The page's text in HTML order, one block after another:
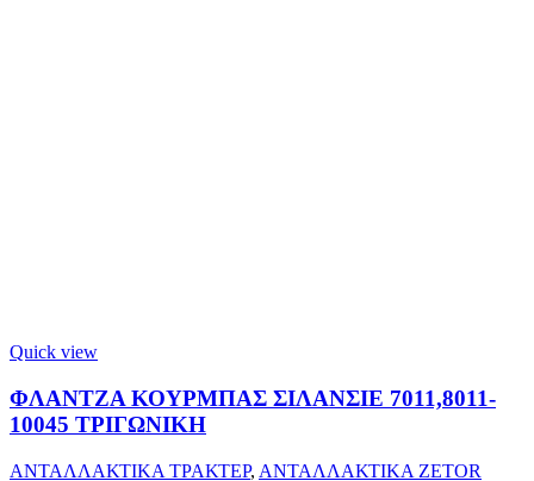
Quick view
ΦΛΑΝΤΖΑ ΚΟΥΡΜΠΑΣ ΣΙΛΑΝΣΙΕ 7011,8011-
10045 ΤΡΙΓΩΝΙΚΗ
ΑΝΤΑΛΛΑΚΤΙΚΑ ΤΡΑΚΤΕΡ, ΑΝΤΑΛΛΑΚΤΙΚΑ ZETOR